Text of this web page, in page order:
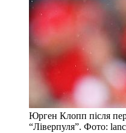
Юрген Клопп після
“Ліверпуля”. Фото: